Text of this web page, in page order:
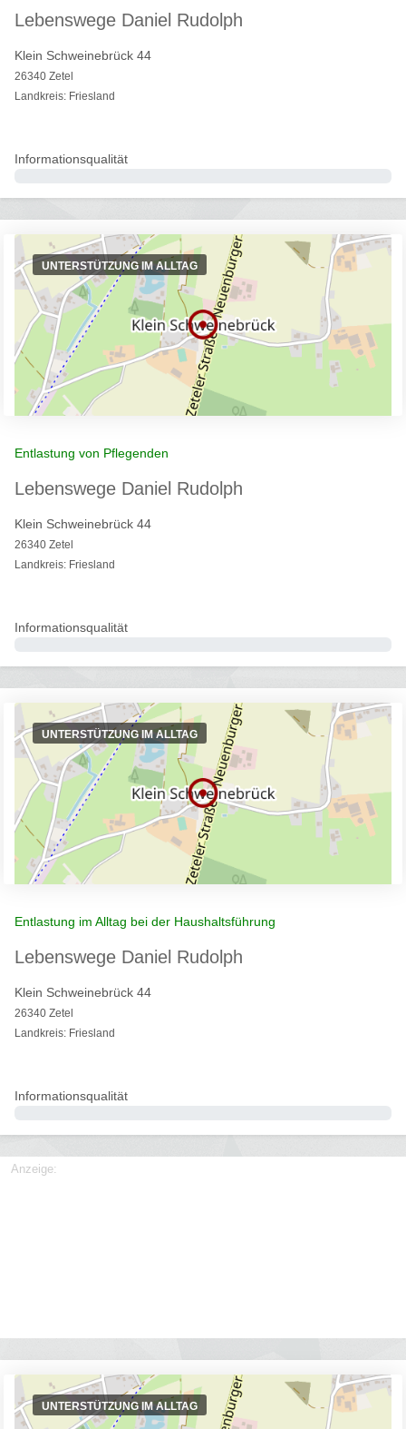
Lebenswege Daniel Rudolph
Klein Schweinebrück 44
26340 Zetel
Landkreis: Friesland
Informationsqualität
UNTERSTÜTZUNG IM ALLTAG
Entlastung von Pflegenden
Lebenswege Daniel Rudolph
Klein Schweinebrück 44
26340 Zetel
Landkreis: Friesland
Informationsqualität
UNTERSTÜTZUNG IM ALLTAG
Entlastung im Alltag bei der Haushaltsführung
Lebenswege Daniel Rudolph
Klein Schweinebrück 44
26340 Zetel
Landkreis: Friesland
Informationsqualität
Anzeige:
UNTERSTÜTZUNG IM ALLTAG